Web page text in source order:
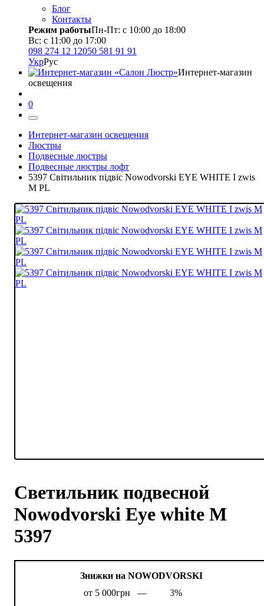
Блог
Контакты
Режим работыПн-Пт: с 10:00 до 18:00
Вс: с 11:00 до 17:00
098 274 12 12050 581 91 91
УкрРус
Интернет-магазин
освещения
0
Интернет-магазин освещения
Люстры
Подвесные люстры
Подвесные люстры лофт
5397 Світильник підвіс Nowodvorski EYE WHITE I zwis
M PL
Светильник подвесной
Nowodvorski Eye white M
5397
Знижки на NOWODVORSKI
от 5 000грн —
3%